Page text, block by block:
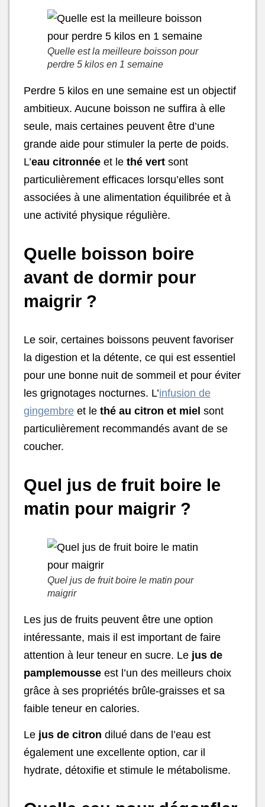
Quelle est la meilleure boisson pour
perdre 5 kilos en 1 semaine
Perdre 5 kilos en une semaine est un objectif
ambitieux. Aucune boisson ne suffira à elle
seule, mais certaines peuvent être d’une
grande aide pour stimuler la perte de poids.
L’eau citronnée et le thé vert sont
particulièrement efficaces lorsqu’elles sont
associées à une alimentation équilibrée et à
une activité physique régulière.
Quelle boisson boire
avant de dormir pour
maigrir ?
Le soir, certaines boissons peuvent favoriser
la digestion et la détente, ce qui est essentiel
pour une bonne nuit de sommeil et pour éviter
les grignotages nocturnes. L’infusion de
gingembre et le thé au citron et miel sont
particulièrement recommandés avant de se
coucher.
Quel jus de fruit boire le
matin pour maigrir ?
Quel jus de fruit boire le matin pour
maigrir
Les jus de fruits peuvent être une option
intéressante, mais il est important de faire
attention à leur teneur en sucre. Le jus de
pamplemousse est l’un des meilleurs choix
grâce à ses propriétés brûle-graisses et sa
faible teneur en calories.
Le jus de citron dilué dans de l’eau est
également une excellente option, car il
hydrate, détoxifie et stimule le métabolisme.